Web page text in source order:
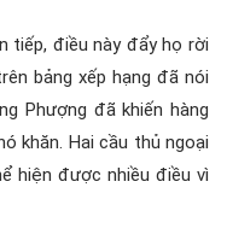
tiếp, điều này đẩy họ rời
bảng xếp hạng đã nói
Phượng đã khiến hàng
khăn. Hai cầu thủ ngoại
hiện được nhiều điều vì